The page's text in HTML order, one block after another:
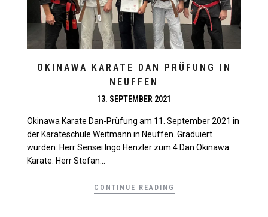
OKINAWA KARATE DAN PRÜFUNG IN
NEUFFEN
13. SEPTEMBER 2021
Okinawa Karate Dan-Prüfung am 11. September 2021 in
der Karateschule Weitmann in Neuffen. Graduiert
wurden: Herr Sensei Ingo Henzler zum 4.Dan Okinawa
Karate. Herr Stefan...
CONTINUE READING